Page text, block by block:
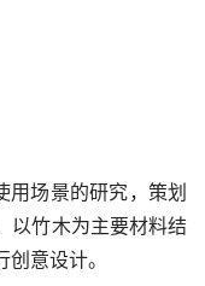
场景的研究，策划
以竹木为主要材料结
意设计。